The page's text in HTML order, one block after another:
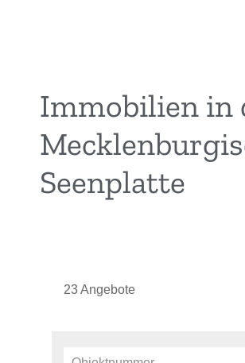
Immobilien in
Seenplatte